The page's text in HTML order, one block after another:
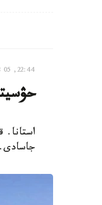
22:44, 05 تامىز 2026
استانا.
جاسادى.